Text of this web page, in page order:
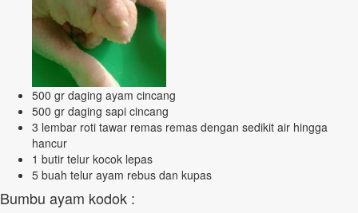
500 gr daging ayam cincang
500 gr daging sapi cincang
3 lembar roti tawar remas remas dengan sedikit air hingga
hancur
1 butir telur kocok lepas
5 buah telur ayam rebus dan kupas
Bumbu ayam kodok :